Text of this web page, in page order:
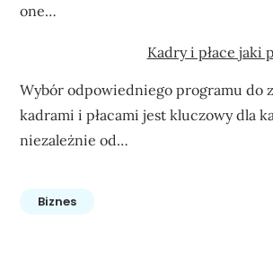
one…
Kadry i płace jaki
Wybór odpowiedniego programu do
kadrami i płacami jest kluczowy dla
niezależnie od…
Biznes